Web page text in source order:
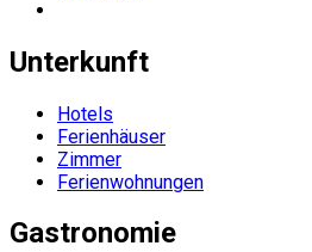
Unterkunft
Hotels
Ferienhäuser
Zimmer
Ferienwohnungen
Gastronomie